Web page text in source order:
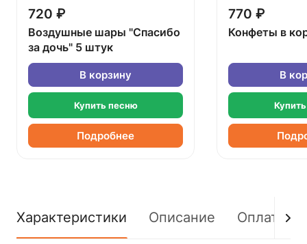
720 ₽
Воздушные шары "Спасибо
за дочь" 5 штук
В корзину
Купить песню
Подробнее
770 ₽
Конфеты в
В
Характеристики Описание Оплата